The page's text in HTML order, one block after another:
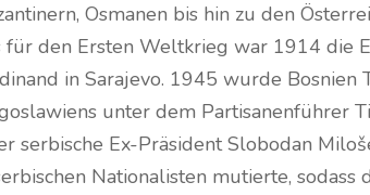
Osmanen bis hin zu den
den Ersten Weltkrieg war 1914 die
in Sarajevo. 1945 wurde Bosnien
unter dem Partisanenführer
serbische Ex-Präsident Slobodan
Nationalisten mutierte, sodass